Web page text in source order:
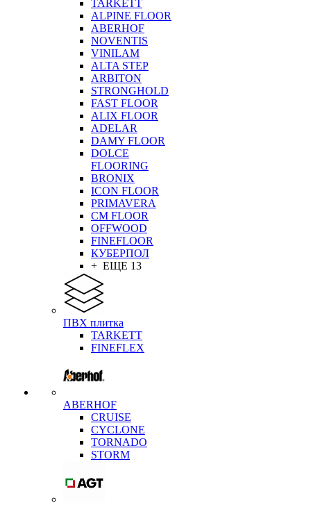
TARKETT
ALPINE FLOOR
ABERHOF
NOVENTIS
VINILAM
ALTA STEP
ARBITON
STRONGHOLD
FAST FLOOR
ALIX FLOOR
ADELAR
DAMY FLOOR
DOLCE
FLOORING
BRONIX
ICON FLOOR
PRIMAVERA
CM FLOOR
OFFWOOD
FINEFLOOR
КУБЕРПОЛ
+ ЕЩЕ 13
ПВХ плитка
TARKETT
FINEFLEX
ABERHOF
CRUISE
CYCLONE
TORNADO
STORM